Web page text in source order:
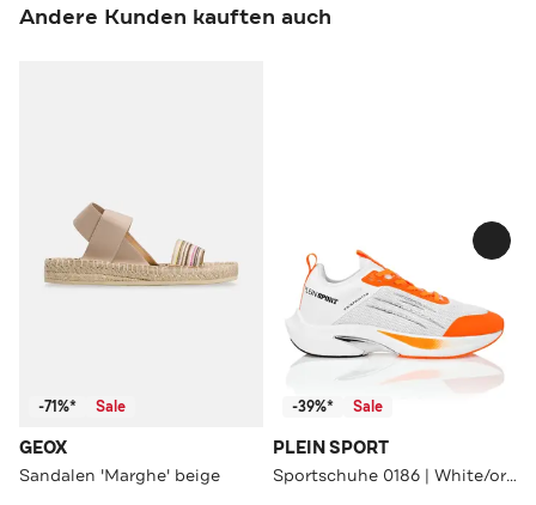
Andere Kunden kauften auch
-71%* Sale
GEOX
Sandalen 'Marghe' beige
-39%* Sale
PLEIN SPORT
Sportschuhe 0186 | White/orangefluo